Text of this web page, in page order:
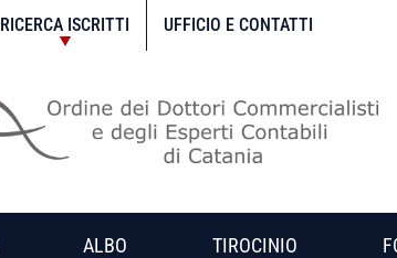
RICERCA ISCRITTI UFFICIO E CONTATTI
ALBO TIROCINIO